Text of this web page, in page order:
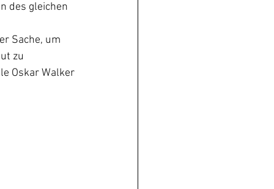
des gleichen
Sache, um
zu
Oskar Walker